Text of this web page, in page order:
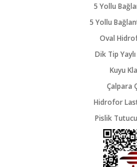
5 Yollu
5 Yollu
Oval
Dik Tip
Kuyu
Çalpara
Hidrofor
Pislik